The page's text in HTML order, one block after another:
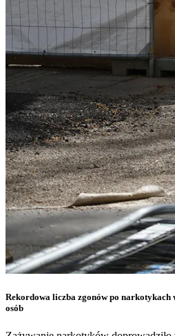
Rekordowa liczba zgonów po narkotykach
osób